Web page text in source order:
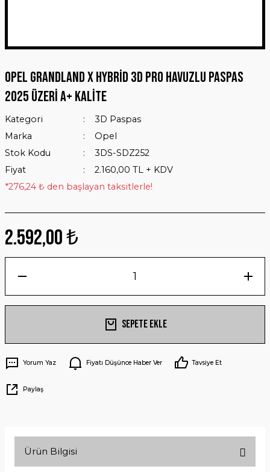
Opel Grandland X Hybrid 3D Pro Havuzlu Paspas
2025 Üzeri A+ Kalite
Kategori
3D Paspas
Marka
Opel
Stok Kodu
3DS-SDZ252
Fiyat
2.160,00 TL + KDV
*276,24 ₺ den başlayan taksitlerle!
2.592,00 ₺
Sepete Ekle
Yorum Yaz Fiyatı Düşünce Haber Ver Tavsiye Et
Paylaş
Ürün Bilgisi